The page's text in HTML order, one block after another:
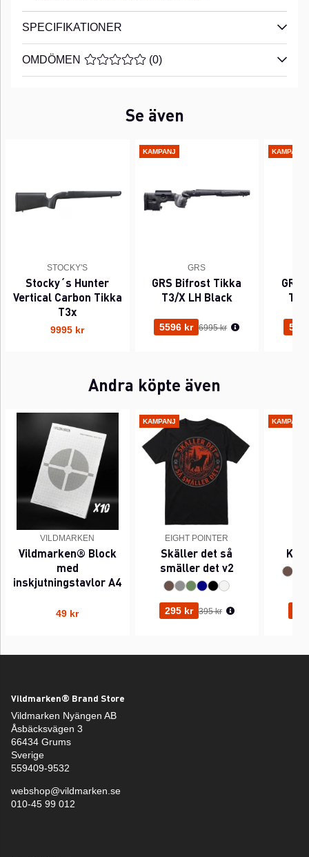
SPECIFIKATIONER
OMDÖMEN MEDELBETYG 0 AV 5 ANTAL BETYG 0
(0)
Se även
STOCKY'S
Stocky´s Hunter
Vertical Carbon Tikka
T3x
9995 kr
KAMPANJ
GRS
GRS Bifrost Tikka
T3/X LH Black
5596 kr Ordinarie pris:
6995 kr
KAMPANJ
T3/
Andra köpte även
VILDMARKEN
Vildmarken® Block
med
inskjutningstavlor A4
49 kr
KAMPANJ
EIGHT POINTER
Skäller det så
smäller det v2
295 kr Ordinarie pris:
395 kr
KAMPANJ
Vildmarken® Brand Store
Vildmarken Nyängen AB
Åsbäcksvägen 3
66434 Grums
Sverige
559409-9532
webshop@vildmarken.se
010-45 99 012